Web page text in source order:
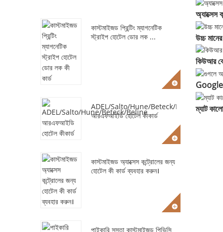
কাস্টমাইজড প্রিন্টিং ম্যাগনেটিক
স্ট্রাইপ হোটেল ডোর লক ...
ADEL/Salto/Hune/Beteck/Beline
আরএফআইডি হোটেল কীকার্ড
কাস্টমাইজড অ্যাক্সেস কন্ট্রোলের জন্য
হোটেল কী কার্ড ব্যবহার করুন।
পাইকারি সস্তা কাস্টমাইজড পিভিসি
অ্যাক্সেস
উচ্চ
কিউআর
Google-
ম্যাট